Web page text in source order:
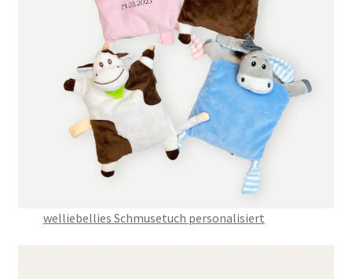
welliebellies Schmusetuch personalisiert